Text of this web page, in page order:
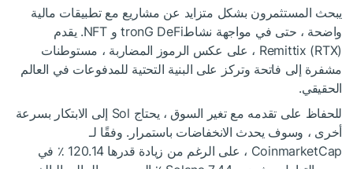
يبحث المستثمرون بشكل متزايد عن مشاريع مع تطبيقات مالية
واضحة ، حتى في مواجهة نشاطtronG DeFi و NFT. يقدم
Remittix (RTX) ، على عكس الرموز المضاربة ، مستوطنات
مشفرة إلى فاتحة وتركز على البنية التحتية للمدفوعات في العالم
الحقيقي.
للحفاظ على تقدمه مع تغير السوق ، يحتاج Sol إلى الابتكار بسرعة
أخرى ، وسوف يحدث الانخفاضات باستمرار. وفقًا لـ
CoinmarketCap ، على الرغم من زيادة قدرها 120.14 ٪ في